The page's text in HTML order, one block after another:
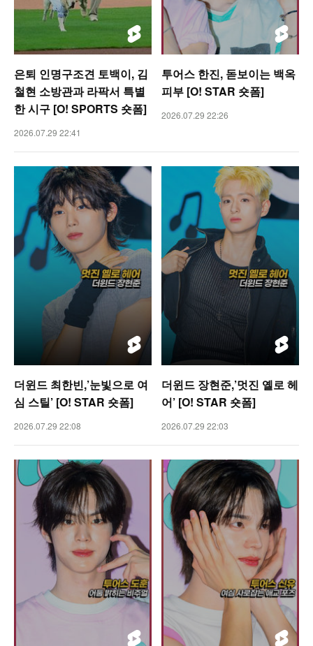
은퇴 인명구조견 토백이, 김
철현 소방관과 라팍서 특별
한 시구 [O! SPORTS 숏폼]
2026.07.29 22:41
투어스 한진, 돋보이는 백옥
피부 [O! STAR 숏폼]
2026.07.29 22:26
더윈드 최한빈,’눈빛으로 여
심 스틸’ [O! STAR 숏폼]
2026.07.29 22:08
더윈드 장현준,’멋진 옐로 헤
어’ [O! STAR 숏폼]
2026.07.29 22:03